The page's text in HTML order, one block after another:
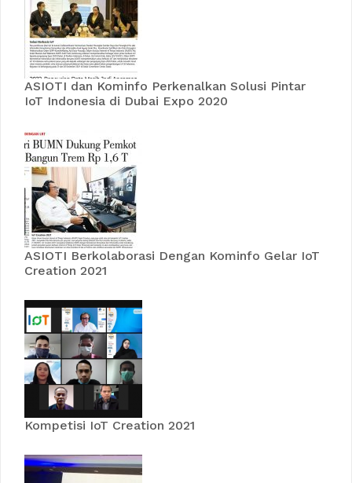
ASIOTI dan Kominfo Perkenalkan Solusi Pintar
IoT Indonesia di Dubai Expo 2020
ASIOTI Berkolaborasi Dengan Kominfo Gelar IoT
Creation 2021
Kompetisi IoT Creation 2021